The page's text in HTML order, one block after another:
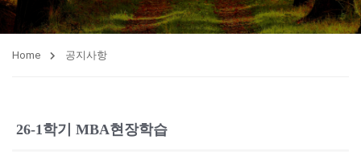
Home 공지사항
26-1학기 MBA현장학습